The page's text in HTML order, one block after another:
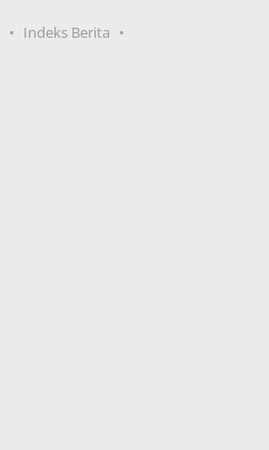
Indeks Berita